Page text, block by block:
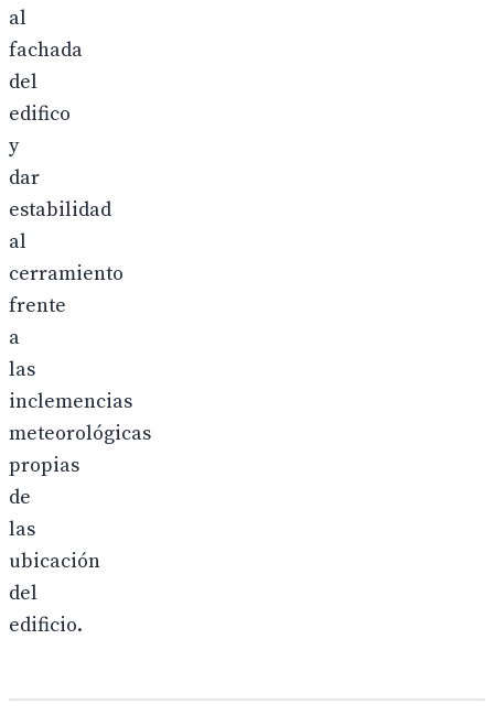
al
fachada
del
edifico
y
dar
estabilidad
al
cerramiento
frente
a
las
inclemencias
meteorológicas
propias
de
las
ubicación
del
edificio.